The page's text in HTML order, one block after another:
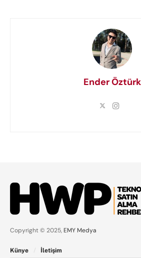
Ender Öztürk
Copyright © 2025, EMY Medya
Künye İletişim